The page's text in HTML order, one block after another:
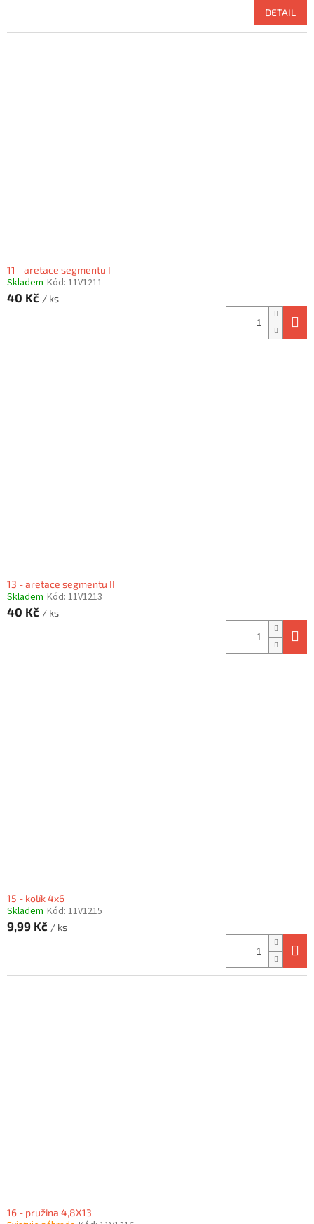
DETAIL
11 - aretace segmentu I
Skladem Kód: 11V1211
40 Kč / ks
13 - aretace segmentu II
Skladem Kód: 11V1213
40 Kč / ks
15 - kolík 4x6
Skladem Kód: 11V1215
9,99 Kč / ks
16 - pružina 4,8X13